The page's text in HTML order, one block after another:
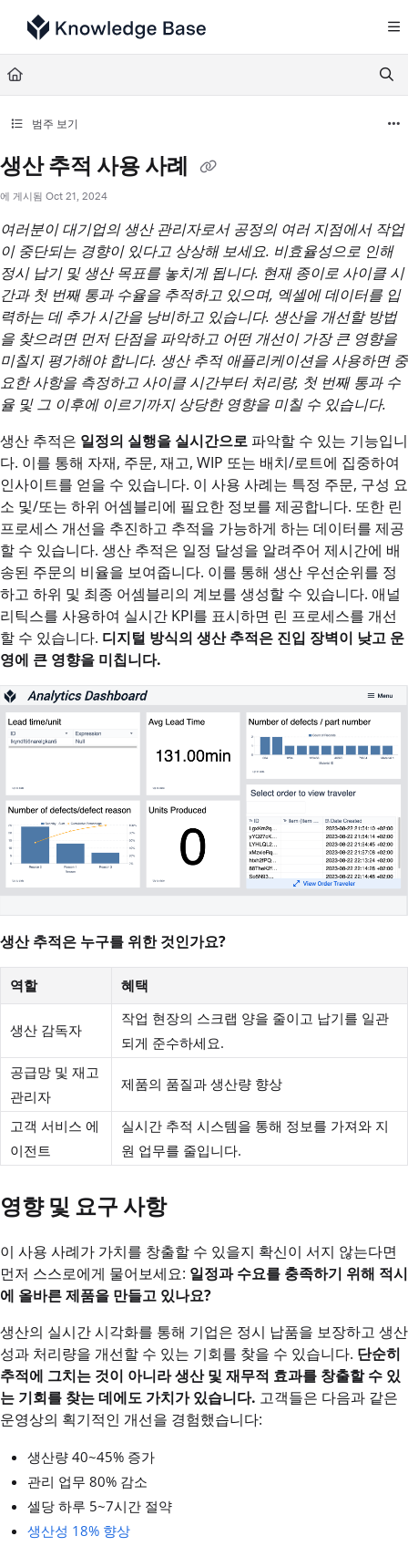
Documentation Index
Fetch the complete documentation index at:
Use this file to discover all available pages before exploring further.
범주 보기
생산 추적 사용 사례
에 게시됨 Oct 21, 2024
여러분이 대기업의 생산 관리자로서 공정의 여러 지점에서 작업
이 중단되는 경향이 있다고 상상해 보세요. 비효율성으로 인해
정시 납기 및 생산 목표를 놓치게 됩니다. 현재 종이로 사이클 시
간과 첫 번째 통과 수율을 추적하고 있으며, 엑셀에 데이터를 입
력하는 데 추가 시간을 낭비하고 있습니다. 생산을 개선할 방법
을 찾으려면 먼저 단점을 파악하고 어떤 개선이 가장 큰 영향을
미칠지 평가해야 합니다. 생산 추적 애플리케이션을 사용하면 중
요한 사항을 측정하고 사이클 시간부터 처리량, 첫 번째 통과 수
율 및 그 이후에 이르기까지 상당한 영향을 미칠 수 있습니다.
생산 추적은 일정의 실행을 실시간으로 파악할 수 있는 기능입니
다. 이를 통해 자재, 주문, 재고, WIP 또는 배치/로트에 집중하여
인사이트를 얻을 수 있습니다. 이 사용 사례는 특정 주문, 구성 요
소 및/또는 하위 어셈블리에 필요한 정보를 제공합니다. 또한 린
프로세스 개선을 추진하고 추적을 가능하게 하는 데이터를 제공
할 수 있습니다. 생산 추적은 일정 달성을 알려주어 제시간에 배
송된 주문의 비율을 보여줍니다. 이를 통해 생산 우선순위를 정
하고 하위 및 최종 어셈블리의 계보를 생성할 수 있습니다. 애널
리틱스를 사용하여 실시간 KPI를 표시하면 린 프로세스를 개선
할 수 있습니다. 디지털 방식의 생산 추적은 진입 장벽이 낮고 운
영에 큰 영향을 미칩니다.
생산 추적은 누구를 위한 것인가요?
역할 혜택
생산 감독자
작업 현장의 스크랩 양을 줄이고 납기를 일관
되게 준수하세요.
공급망 및 재고
관리자
제품의 품질과 생산량 향상
고객 서비스 에
이전트
실시간 추적 시스템을 통해 정보를 가져와 지
원 업무를 줄입니다.
영향 및 요구 사항
이 사용 사례가 가치를 창출할 수 있을지 확신이 서지 않는다면
먼저 스스로에게 물어보세요: 일정과 수요를 충족하기 위해 적시
에 올바른 제품을 만들고 있나요?
생산의 실시간 시각화를 통해 기업은 정시 납품을 보장하고 생산
성과 처리량을 개선할 수 있는 기회를 찾을 수 있습니다. 단순히
추적에 그치는 것이 아니라 생산 및 재무적 효과를 창출할 수 있
는 기회를 찾는 데에도 가치가 있습니다. 고객들은 다음과 같은
운영상의 획기적인 개선을 경험했습니다:
생산량 40~45% 증가
관리 업무 80% 감소
셀당 하루 5~7시간 절약
생산성 18% 향상